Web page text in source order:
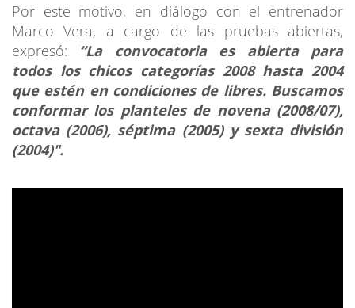
Por este motivo, en diálogo con el entrenador
Marco Vera, a cargo de las pruebas abiertas,
expresó: “La convocatoria es abierta para
todos los chicos categorías 2008 hasta 2004
que estén en condiciones de libres. Buscamos
conformar los planteles de novena (2008/07),
octava (2006), séptima (2005) y sexta división
(2004)".